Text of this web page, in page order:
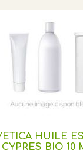
HUILE
CYPRES BIO 10